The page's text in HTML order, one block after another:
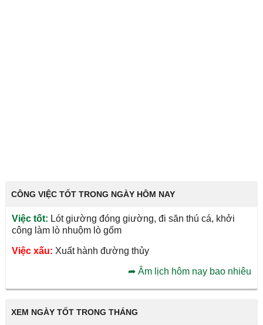
CÔNG VIỆC TỐT TRONG NGÀY HÔM NAY
Việc tốt: Lót giường đóng giường, đi săn thú cá, khởi
công làm lò nhuộm lò gốm
Việc xấu: Xuất hành đường thủy
➦Âm lịch hôm nay bao nhiêu
XEM NGÀY TỐT TRONG THÁNG